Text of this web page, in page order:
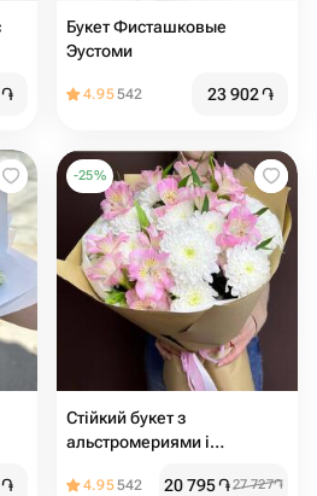
֏
Букет Фисташковые
Эустоми
4.95542 23 902֏
֏
-25%
Стійкий букет з
альстромериями і
4.95542 20 795֏27 727֏